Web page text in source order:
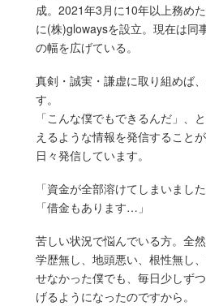
成。2021年3月に10年以上務め
に(株)glowaysを設立。現在は同
の幅を広げている。
真剣・誠実・謙虚に取り組めば
す。
「こんな僕でもできるんだ」、
えるような情報を発信すること
日々発信しています。
「資金が全部溶けてしまいました
「借金もあります…」
苦しい状況で悩んでいる方。全然
学歴無し、地頭悪い、根性無し
せなかった僕でも、毎日少しず
げるようになったのですから。